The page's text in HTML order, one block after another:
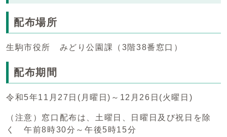
配布場所
生駒市役所 みどり公園課（3階38番窓口）
配布期間
令和5年11月27日(月曜日)～12月26日(火曜日)
（注意）窓口配布は、土曜日、日曜日及び祝日を除
く 午前8時30分～午後5時15分